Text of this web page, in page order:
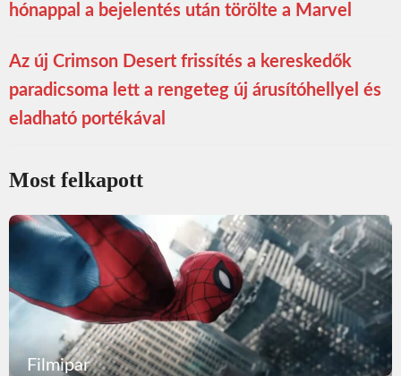
hónappal a bejelentés után törölte a Marvel
Az új Crimson Desert frissítés a kereskedők
paradicsoma lett a rengeteg új árusítóhellyel és
eladható portékával
Most felkapott
Filmipar